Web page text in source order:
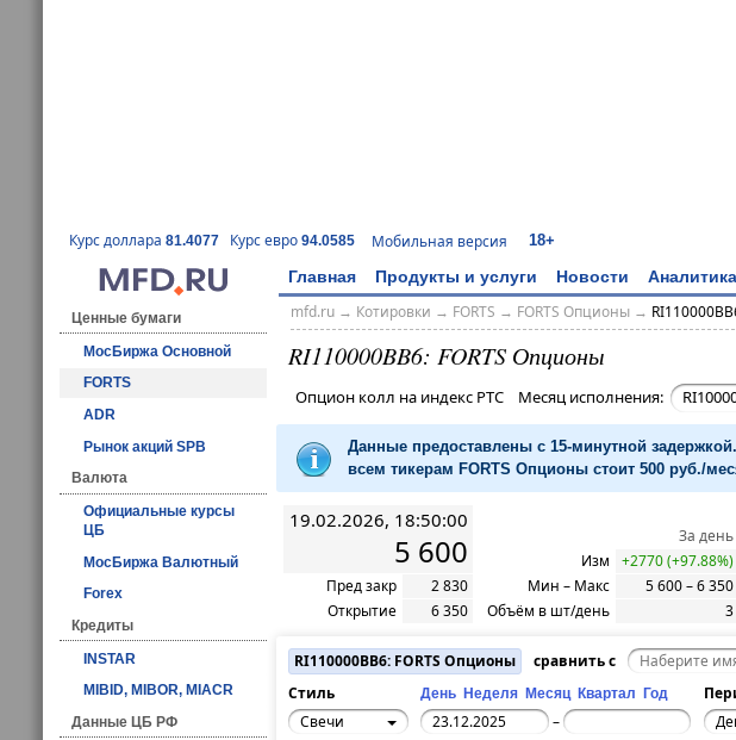
Курс доллара 81.4077 Курс евро 94.0585 Мобильная версия 18+
Главная Продукты и услуги Новости Аналитика
Ценные бумаги
МосБиржа Основной
FORTS
ADR
Рынок акций SPB
Валюта
Официальные курсы
ЦБ
МосБиржа Валютный
Forex
Кредиты
INSTAR
MIBID, MIBOR, MIACR
Данные ЦБ РФ
mfd.ru→ Котировки → FORTS → FORTS Опционы→
RI110000BB6: FORTS Опционы
Опцион колл на индекс РТС Месяц исполнения:
Данные предоставлены с 15-минутной
всем тикерам FORTS Опционы стоит 500 руб./
19.02.2026, 18:50:00
5 600
Пред закр
2 830
Открытие
6 350
За день
Изм
+2770 (+97.88%)
Мин – Макс
5 600 – 6 350
Объём в шт/день
3
RI110000BB6: FORTS Опционы
сравнить с
Стиль
День Неделя Месяц Квартал Год
Свечи
–